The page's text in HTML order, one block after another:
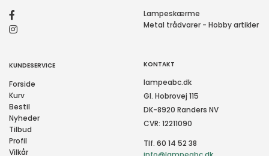
Lampeskærme
Metal trådvarer - Hobby artikler
KUNDESERVICE
Forside
Kurv
Bestil
Nyheder
Tilbud
Profil
Vilkår
KONTAKT
lampeabc.dk
Gl. Hobrovej 115
DK-8920 Randers NV
CVR: 12211090
Tlf. 60 14 52 38